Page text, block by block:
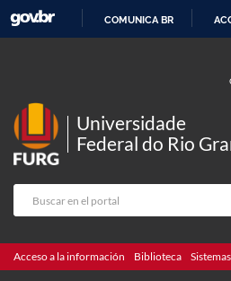
COMUNICA BR
Universidade
Federal do Rio
Acceso a la información Biblioteca Sistemas